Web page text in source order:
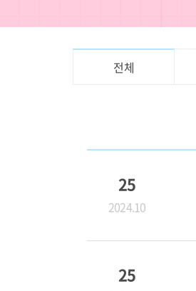
전체
25
2024.10
25